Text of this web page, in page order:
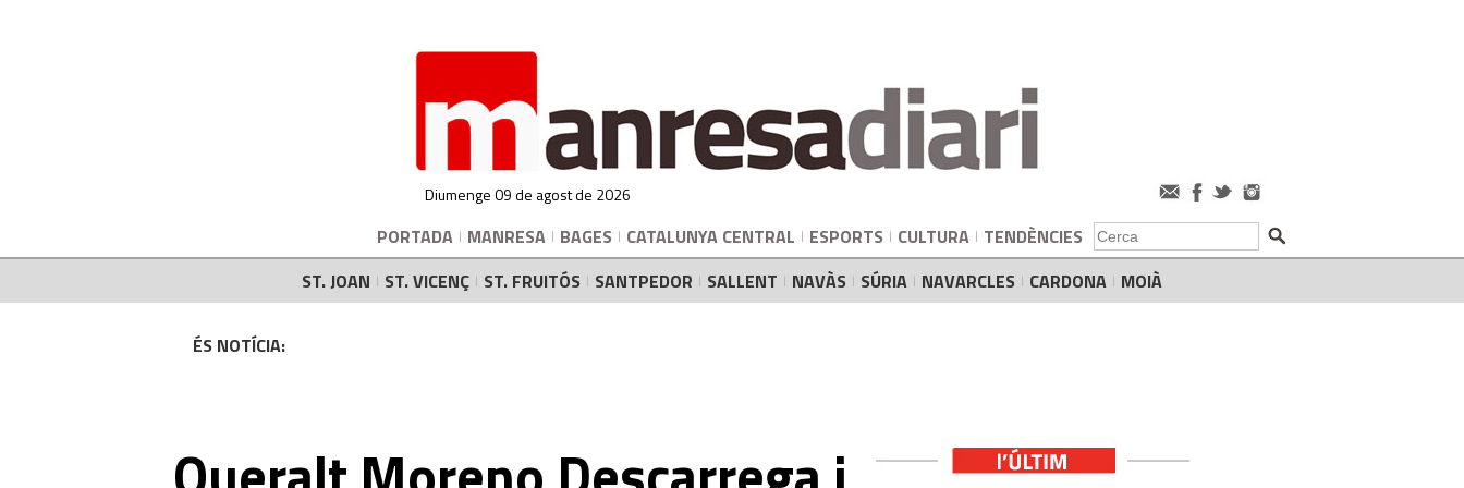
Diumenge 09 de agost de 2026
PORTADA MANRESA BAGES CATALUNYA CENTRAL ESPORTS CULTURA TENDÈNCIES
ST. JOAN
ST. VICENÇ ST. FRUITÓS SANTPEDOR SALLENT NAVÀS SÚRIA NAVARCLES CARDONA MOIÀ
ÉS NOTÍCIA: